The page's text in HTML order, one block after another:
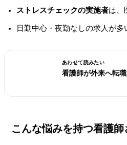
ストレスチェックの実施者は、
日勤中心・夜勤なしの求人が多
あわせて読みたい
看護師が外来へ転
こんな悩みを持つ看護師